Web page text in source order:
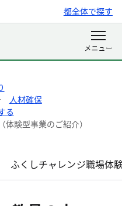
都全体で探す
人材確保
る
験型事業のご紹介）
ふくしチャレンジ職場体